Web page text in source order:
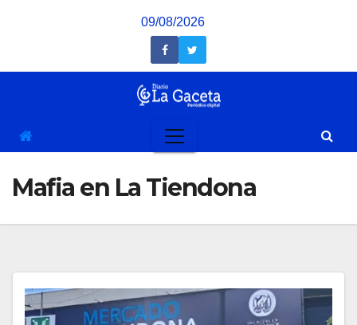
09/08/2026
Mafia en La Tiendona